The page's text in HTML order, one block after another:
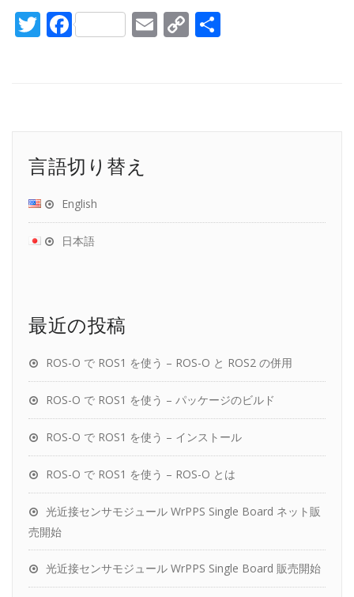
Twitter
FacebookEmail
Copy
言語切り替え
English
日本語
最近の投稿
ROS-O で ROS1 を使う – ROS-O と ROS2 の併用
ROS-O で ROS1 を使う – パッケージのビルド
ROS-O で ROS1 を使う – インストール
ROS-O で ROS1 を使う – ROS-O とは
光近接センサモジュール WrPPS Single Board ネット販
売開始
光近接センサモジュール WrPPS Single Board 販売開始